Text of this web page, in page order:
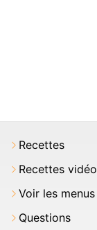
Recettes
Recettes vidéo
Voir les menus
Questions